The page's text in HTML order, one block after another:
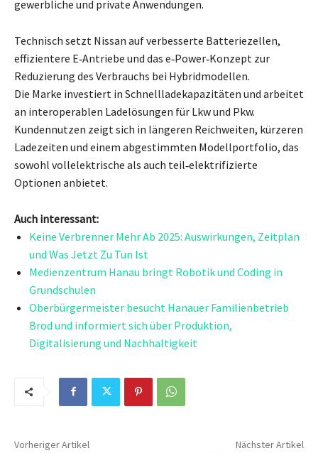
gewerbliche und private Anwendungen.
Technisch setzt Nissan auf verbesserte Batteriezellen,
effizientere E‑Antriebe und das e‑Power‑Konzept zur
Reduzierung des Verbrauchs bei Hybridmodellen.
Die Marke investiert in Schnellladekapazitäten und arbeitet
an interoperablen Ladelösungen für Lkw und Pkw.
Kundennutzen zeigt sich in längeren Reichweiten, kürzeren
Ladezeiten und einem abgestimmten Modellportfolio, das
sowohl vollelektrische als auch teil‑elektrifizierte
Optionen anbietet.
Auch interessant:
Keine Verbrenner Mehr Ab 2025: Auswirkungen, Zeitplan
und Was Jetzt Zu Tun Ist
Medienzentrum Hanau bringt Robotik und Coding in
Grundschulen
Oberbürgermeister besucht Hanauer Familienbetrieb
Brod und informiert sich über Produktion,
Digitalisierung und Nachhaltigkeit
Vorheriger Artikel Nächster Artikel